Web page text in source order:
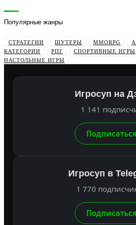
Популярные жанры
СТРАТЕГИИ ШУТЕРЫ MMORPG
КАТЕГОРИИ
РПГ СПОРТИВНЫЕ ИГРЫ
НАСТОЛЬНЫЕ ИГРЫ
Игросуп на
1 141
Подписаться
Игросуп в
1 770
Подписаться